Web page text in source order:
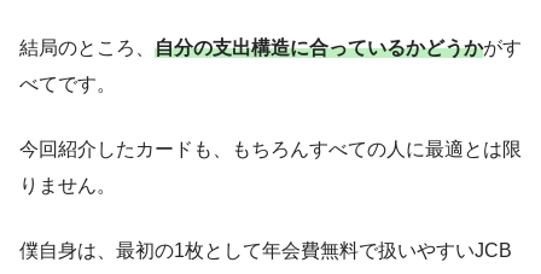
結局のところ、 自分の支出構造に合っているかどうかがす
べてです。
今回紹介したカードも、もちろんすべての人に最適とは限
りません。
僕自身は、最初の1枚として年会費無料で扱いやすいJCB